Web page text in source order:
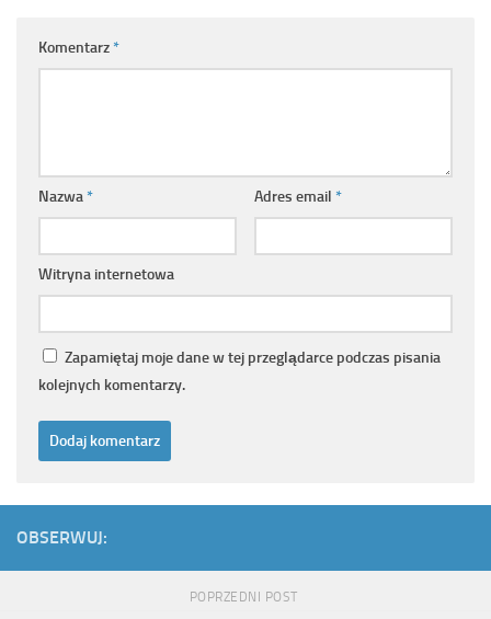
Komentarz*
Nazwa* Adres email *
Witryna internetowa
Zapamiętaj moje dane w tej przeglądarce podczas pisania
kolejnych komentarzy.
OBSERWUJ:
POPRZEDNI POST